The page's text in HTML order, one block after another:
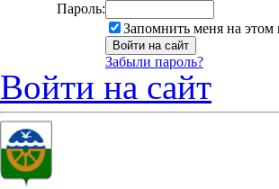
Пароль:
Запомнить меня на этом
Забыли пароль?
Войти на сайт